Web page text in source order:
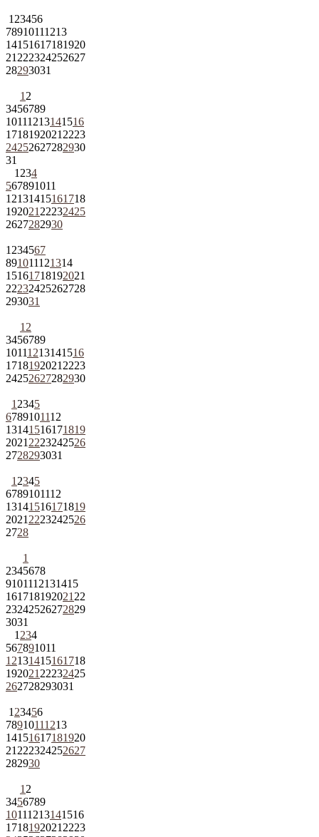
1 23456
78910111213
14151617181920
21 222324252627
28293031
1 2
3456789
10111213141516
1718192021 2223
24252627282930
31
1 234
567891011
12131415161718
192021 22232425
2627282930
1 234567
891011121314
15161718192021
22232425262728
293031
1 2
3456789
10111213141516
1718192021 2223
24252627282930
1 2345
6789101112
13141516171819
2021 2223242526
2728293031
1 2345
6789101112
13141516171819
2021 2223242526
2728
1
2345678
9101112131415
161718192021 22
23242526272829
3031
1 234
567891011
12131415161718
192021 22232425
262728293031
1 23456
78910111213
14151617181920
21 222324252627
282930
1 2
3456789
10111213141516
1718192021 2223